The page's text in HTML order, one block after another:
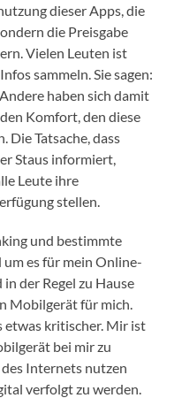
dieser Apps, die
die Preisgabe
Vielen Leuten ist
sammeln. Sie sagen:
Andere haben sich damit
Komfort, den diese
Die Tatsache, dass
Staus informiert,
Leute ihre
stellen.
und bestimmte
es für mein Online-
der Regel zu Hause
Mobilgerät für mich.
etwas kritischer. Mir ist
bei mir zu
Internets nutzen
verfolgt zu werden.